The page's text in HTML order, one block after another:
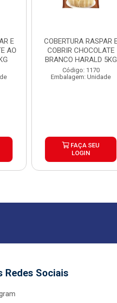
AO
COBERTURA RASPAR E
COBRIR CHOCOLATE
BRANCO HARALD 5KG
Código: 1170
Embalagem: Unidade
FAÇA SEU
LOGIN
Redes Sociais